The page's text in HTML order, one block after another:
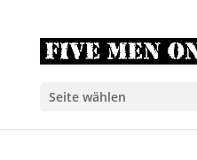
Seite wählen